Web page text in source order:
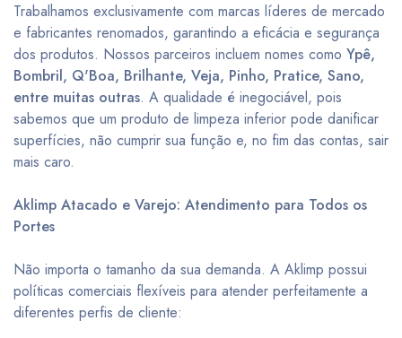
Trabalhamos exclusivamente com marcas líderes de mercado
e fabricantes renomados, garantindo a eficácia e segurança
dos produtos. Nossos parceiros incluem nomes como Ypê,
Bombril, Q'Boa, Brilhante, Veja, Pinho, Pratice, Sano,
entre muitas outras. A qualidade é inegociável, pois
sabemos que um produto de limpeza inferior pode danificar
superfícies, não cumprir sua função e, no fim das contas, sair
mais caro.
Aklimp Atacado e Varejo: Atendimento para Todos os
Portes
Não importa o tamanho da sua demanda. A Aklimp possui
políticas comerciais flexíveis para atender perfeitamente a
diferentes perfis de cliente: